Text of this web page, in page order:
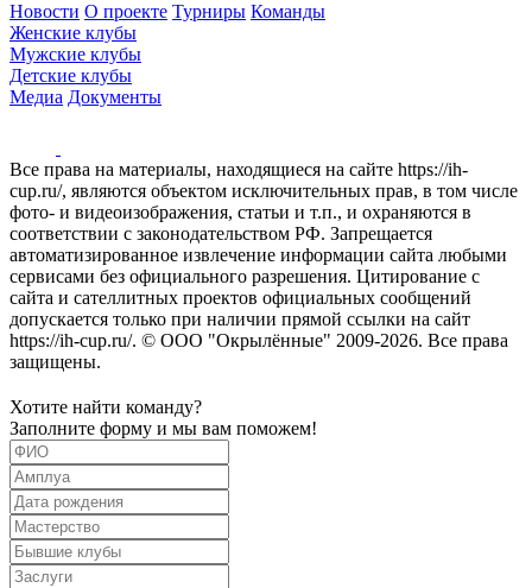
Новости О проекте Турниры Команды
Женские клубы
Мужские клубы
Детские клубы
Медиа Документы
Все права на материалы, находящиеся на сайте https://ih-
cup.ru/, являются объектом исключительных прав, в том числе
фото- и видеоизображения, статьи и т.п., и охраняются в
соответствии с законодательством РФ. Запрещается
автоматизированное извлечение информации сайта любыми
сервисами без официального разрешения. Цитирование с
сайта и сателлитных проектов официальных сообщений
допускается только при наличии прямой ссылки на сайт
https://ih-cup.ru/. © ООО "Окрылённые" 2009-2026. Все права
защищены.
Хотите найти команду?
Заполните форму и мы вам поможем!